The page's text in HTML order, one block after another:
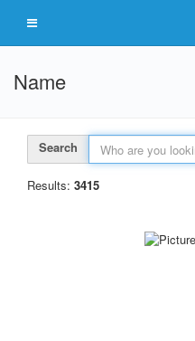
Name
Search
Results: 3415